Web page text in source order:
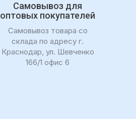
Самовывоз для
оптовых покупателей
Самовывоз товара со
склада по адресу г.
Краснодар, ул. Шевченко
166/1 офис 6